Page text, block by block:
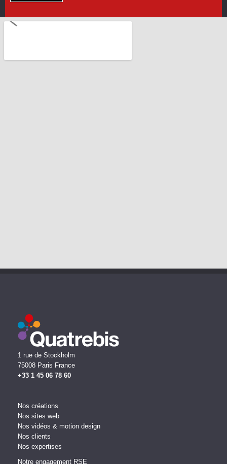
1 rue de Stockholm
75008 Paris France
+33 1 45 06 78 60
Nos créations
Nos sites web
Nos vidéos & motion design
Nos clients
Nos expertises
Notre engagement RSE